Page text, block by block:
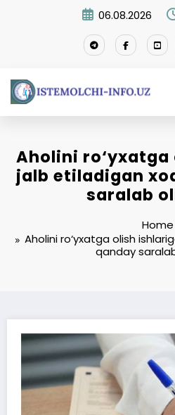
06.08.2026
Aholini
jalb etiladigan
saralab
Home
Aholini ro‘yxatga olish
qanday